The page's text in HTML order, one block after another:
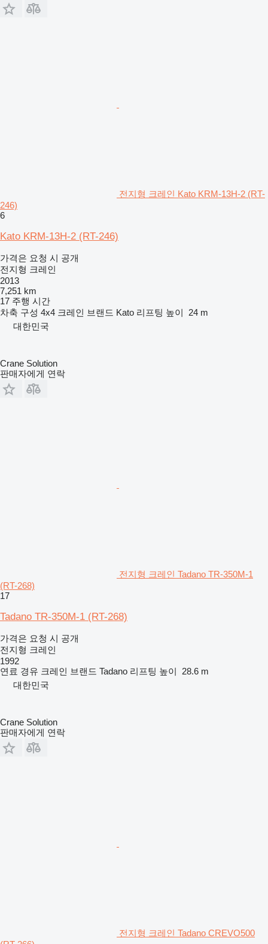
전지형 크레인 Kato KRM-13H-2 (RT-
246)
6
Kato KRM-13H-2 (RT-246)
가격은 요청 시 공개
전지형 크레인
2013
7,251 km
17 주행 시간
차축 구성 4x4 크레인 브랜드 Kato 리프팅 높이
24 m
대한민국
Crane Solution
판매자에게 연락
전지형 크레인 Tadano TR-350M-1
(RT-268)
17
Tadano TR-350M-1 (RT-268)
가격은 요청 시 공개
전지형 크레인
1992
연료 경유 크레인 브랜드 Tadano 리프팅 높이
28.6 m
대한민국
Crane Solution
판매자에게 연락
전지형 크레인 Tadano CREVO500